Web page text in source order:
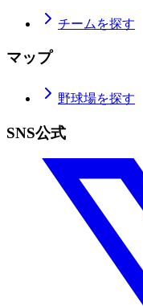
チームを探す
マップ
野球場を探す
SNS公式